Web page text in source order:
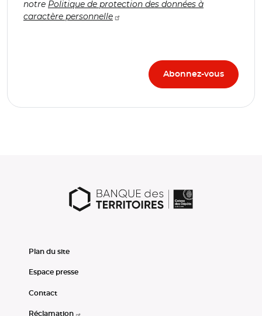
notre Politique de protection des données à
caractère personnelle
Plan du site
Espace presse
Contact
Réclamation